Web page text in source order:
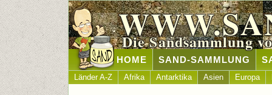
Die Sandsammlung
HOME SAND-SAMMLUNG
Länder A-Z Afrika Antarktika Asien Europa